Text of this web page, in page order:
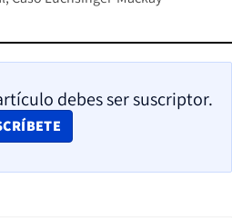
debes ser suscriptor.
IN NEW WINDOW